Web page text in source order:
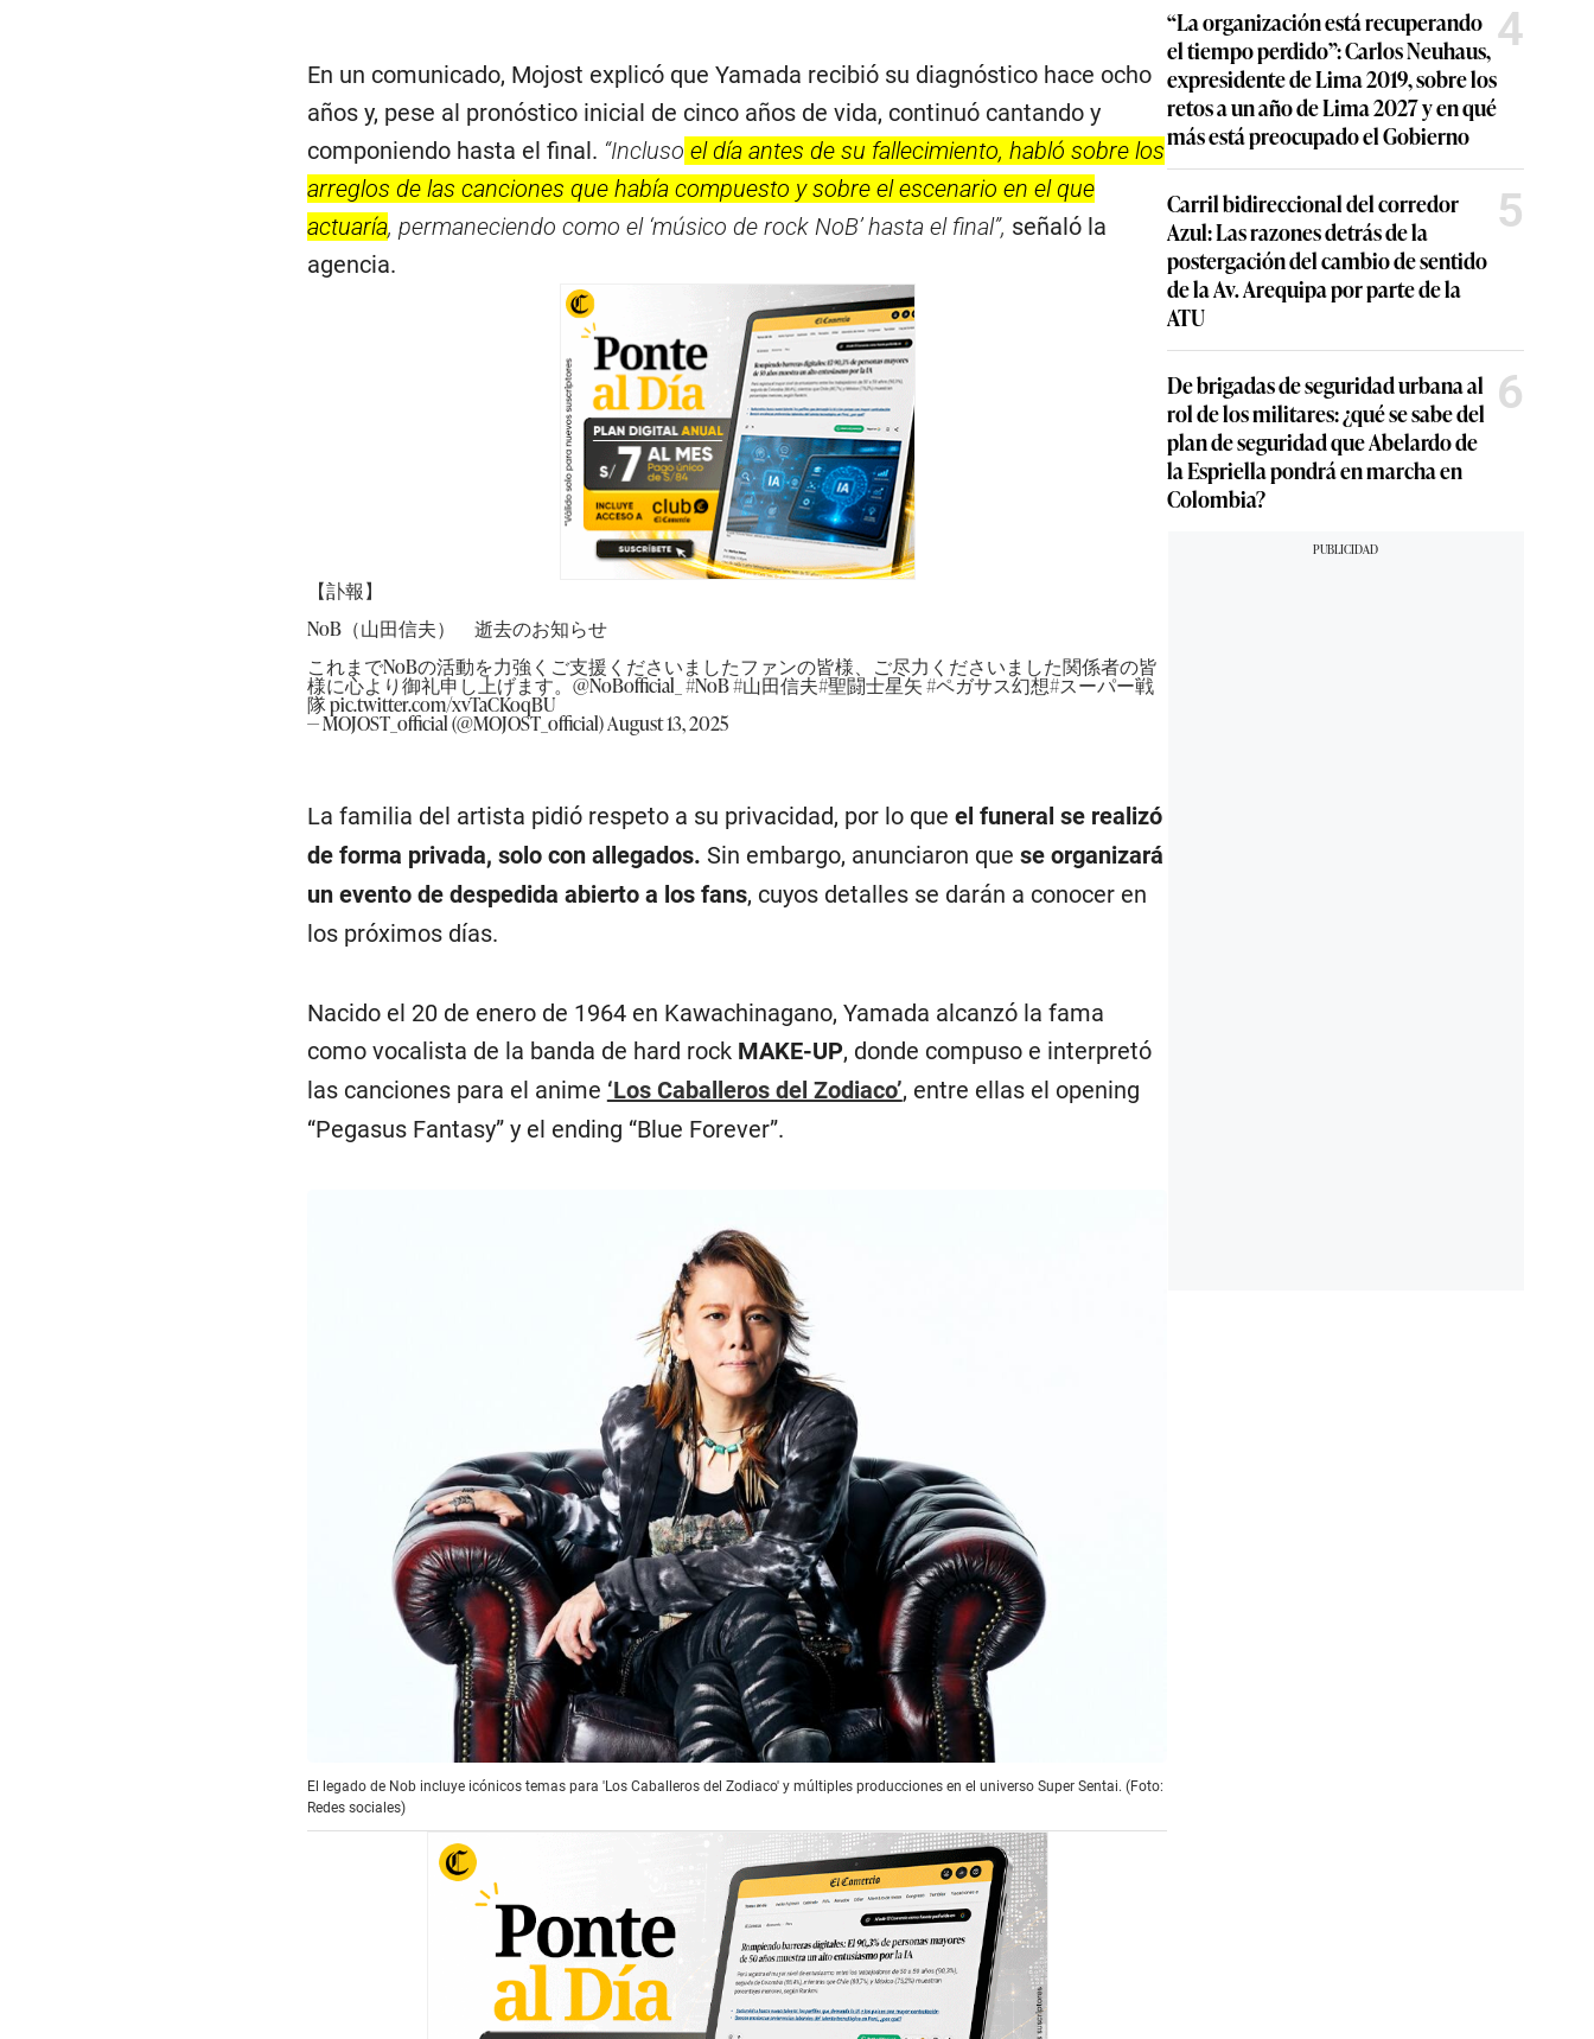
En un comunicado, Mojost explicó que Yamada recibió su diagnóstico hace ocho
años y, pese al pronóstico inicial de cinco años de vida, continuó cantando y
componiendo hasta el final. “Incluso el día antes de su fallecimiento, habló sobre los
arreglos de las canciones que había compuesto y sobre el escenario en el que
actuaría, permaneciendo como el ‘músico de rock NoB’ hasta el final”, señaló la
agencia.
【訃報】
NoB（山田信夫） 逝去のお知らせ
これまでNoBの活動を力強くご支援くださいましたファンの皆様、ご尽力くださいました関係者の皆
様に心より御礼申し上げます。@NoBofficial_ #NoB#山田信夫#聖闘士星矢#ペガサス幻想#スーパー戦
隊pic.twitter.com/xvTaCKoqBU
— MOJOST_official (@MOJOST_official)August 13, 2025
La familia del artista pidió respeto a su privacidad, por lo que el funeral se realizó
de forma privada, solo con allegados. Sin embargo, anunciaron que se organizará
un evento de despedida abierto a los fans, cuyos detalles se darán a conocer en
los próximos días.
Nacido el 20 de enero de 1964 en Kawachinagano, Yamada alcanzó la fama
como vocalista de la banda de hard rock MAKE-UP, donde compuso e interpretó
las canciones para el anime ‘Los Caballeros del Zodiaco’, entre ellas el opening
“Pegasus Fantasy” y el ending “Blue Forever”.
El legado de Nob incluye icónicos temas para 'Los Caballeros del Zodiaco' y múltiples producciones en el universo Super Sentai. (Foto:
Redes sociales)
“La organización está recuperando
el tiempo perdido”: Carlos Neuhaus,
expresidente de Lima 2019, sobre los
retos a un año de Lima 2027 y en qué
más está preocupado el Gobierno
4
Carril bidireccional del corredor
Azul: Las razones detrás de la
postergación del cambio de sentido
de la Av. Arequipa por parte de la
ATU
5
De brigadas de seguridad urbana al
rol de los militares: ¿qué se sabe del
plan de seguridad que Abelardo de
la Espriella pondrá en marcha en
Colombia?
6